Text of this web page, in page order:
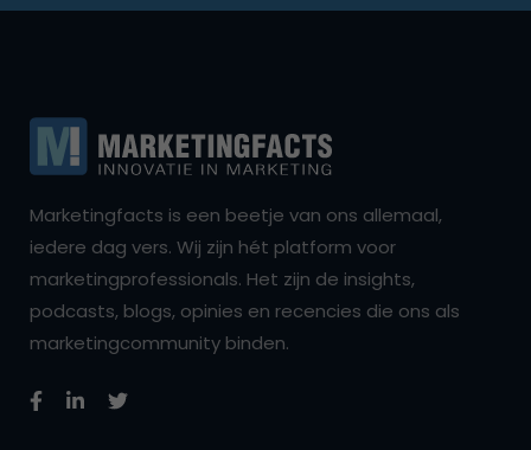
Marketingfacts is een beetje van ons allemaal,
iedere dag vers. Wij zijn hét platform voor
marketingprofessionals. Het zijn de insights,
podcasts, blogs, opinies en recencies die ons als
marketingcommunity binden.